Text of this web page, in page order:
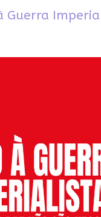
Guerra